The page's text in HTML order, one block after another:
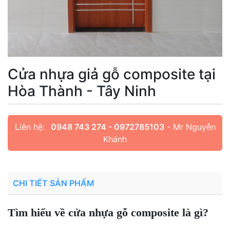
Cửa nhựa giả gỗ composite tại
Hòa Thành - Tây Ninh
Liên hệ: 0948 743 274 - 0972785103- Mr Nguyễn
Khánh
CHI TIẾT SẢN PHẨM
Tìm hiểu về cửa nhựa gỗ composite là gì?